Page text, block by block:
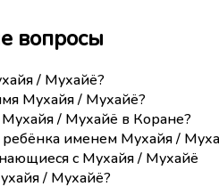
вопросы
/ Мухайё?
Мухайя / Мухайё?
/ Мухайё в Коране?
именем Мухайя /
с Мухайя / Мухайё
/ Мухайё?